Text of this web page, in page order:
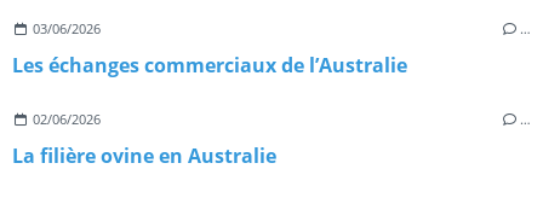
03/06/2026 …
Les échanges commerciaux de l’Australie
02/06/2026 …
La filière ovine en Australie